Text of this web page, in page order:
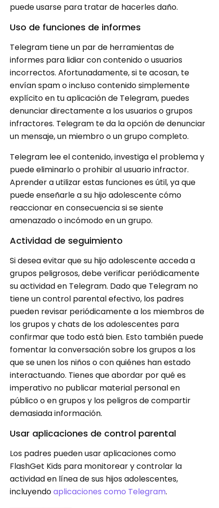
puede usarse para tratar de hacerles daño.
Uso de funciones de informes
Telegram tiene un par de herramientas de
informes para lidiar con contenido o usuarios
incorrectos. Afortunadamente, si te acosan, te
envían spam o incluso contenido simplemente
explícito en tu aplicación de Telegram, puedes
denunciar directamente a los usuarios o grupos
infractores. Telegram te da la opción de denunciar
un mensaje, un miembro o un grupo completo.
Telegram lee el contenido, investiga el problema y
puede eliminarlo o prohibir al usuario infractor.
Aprender a utilizar estas funciones es útil, ya que
puede enseñarle a su hijo adolescente cómo
reaccionar en consecuencia si se siente
amenazado o incómodo en un grupo.
Actividad de seguimiento
Si desea evitar que su hijo adolescente acceda a
grupos peligrosos, debe verificar periódicamente
su actividad en Telegram. Dado que Telegram no
tiene un control parental efectivo, los padres
pueden revisar periódicamente a los miembros de
los grupos y chats de los adolescentes para
confirmar que todo está bien. Esto también puede
fomentar la conversación sobre los grupos a los
que se unen los niños o con quiénes han estado
interactuando. Tienes que abordar por qué es
imperativo no publicar material personal en
público o en grupos y los peligros de compartir
demasiada información.
Usar aplicaciones de control parental
Los padres pueden usar aplicaciones como
FlashGet Kids para monitorear y controlar la
actividad en línea de sus hijos adolescentes,
incluyendoaplicaciones como Telegram.